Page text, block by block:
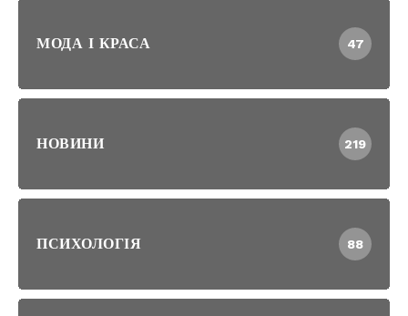
МОДА І КРАСА 47
НОВИНИ 219
ПСИХОЛОГІЯ 88